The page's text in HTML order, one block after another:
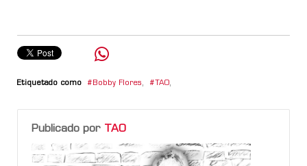
Etiquetado como Bobby Flores, TAO,
Publicado por TAO